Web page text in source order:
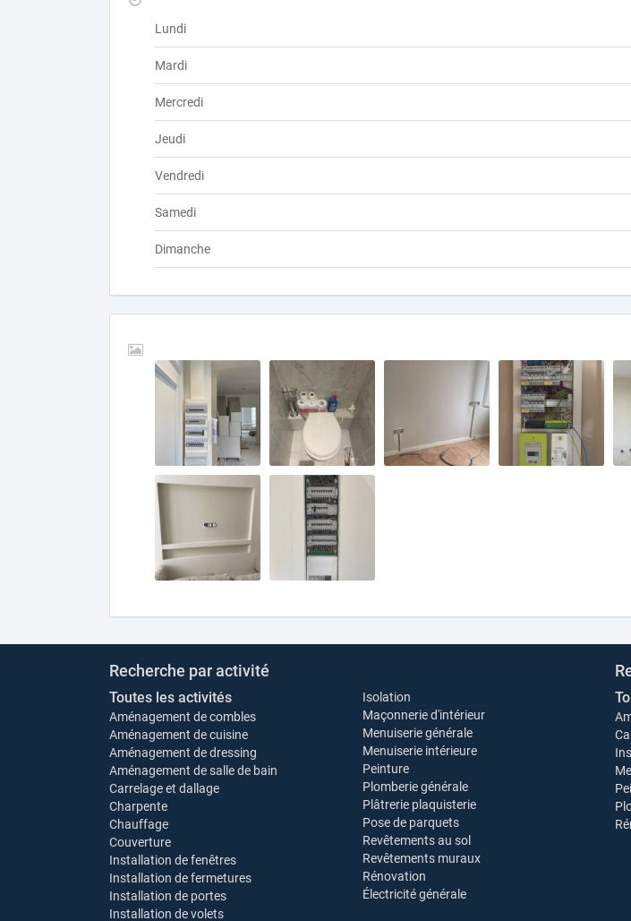
Lundi
Mardi
Mercredi
Jeudi
Vendredi
Samedi
Dimanche
Recherche par activité
Toutes les activités
Aménagement de combles
Aménagement de cuisine
Aménagement de dressing
Aménagement de salle de bain
Carrelage et dallage
Charpente
Chauffage
Couverture
Installation de fenêtres
Installation de fermetures
Installation de portes
Installation de volets
Isolation
Maçonnerie d'intérieur
Menuiserie générale
Menuiserie intérieure
Peinture
Plomberie générale
Plâtrerie plaquisterie
Pose de parquets
Revêtements au sol
Revêtements muraux
Rénovation
Électricité générale